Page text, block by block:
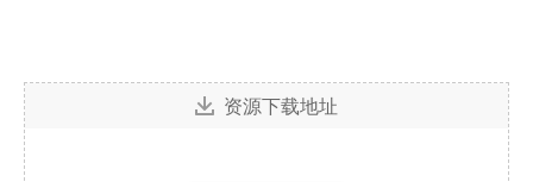
资源下载地址